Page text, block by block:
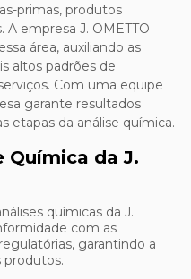
primas, produtos
A empresa J. OMETTO
área, auxiliando as
altos padrões de
Com uma equipe
garante resultados
etapas da análise química.
Química da J.
com as
garantindo a
produtos.